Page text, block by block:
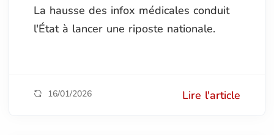
La hausse des infox médicales conduit
l'État à lancer une riposte nationale.
16/01/2026 Lire l'article